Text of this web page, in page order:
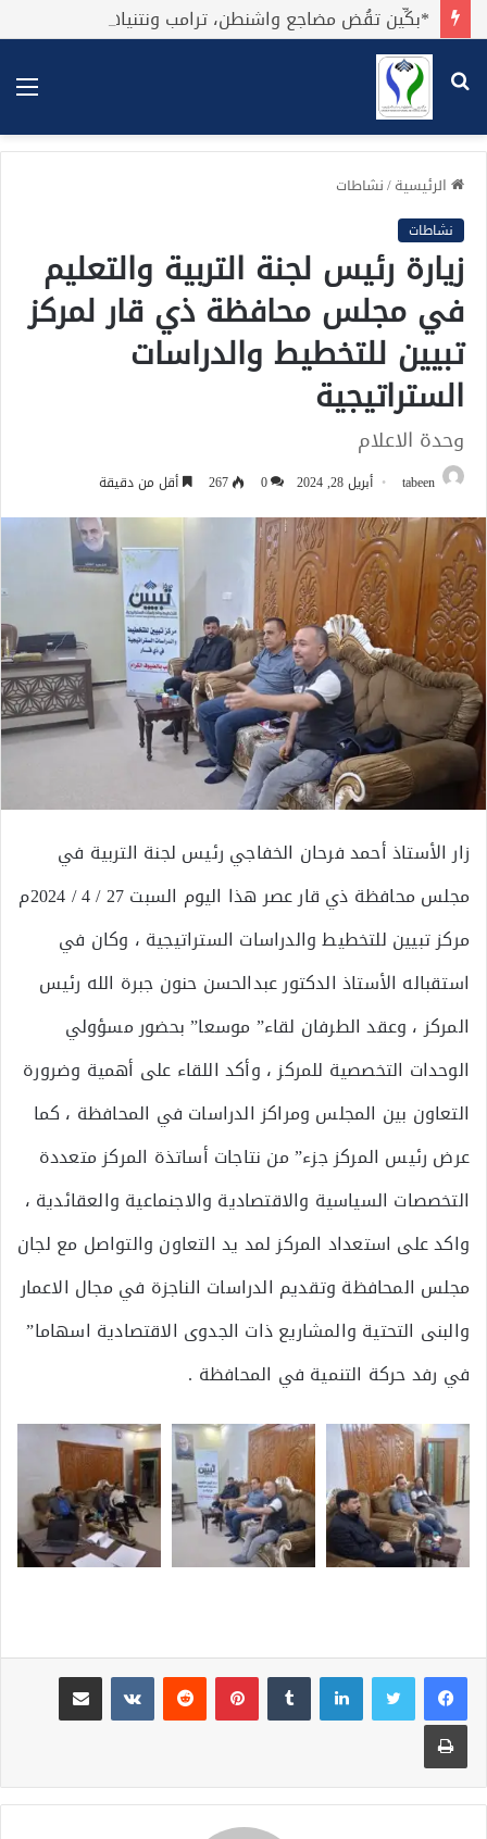
بحث
عن
الرئيسية/نشاطات
نشاطات
زيارة رئيس لجنة التربية والتعليم
في مجلس محافظة ذي قار لمركز
تبيين للتخطيط والدراسات
الستراتيجية
وحدة الاعلام
tabeen أبريل 28, 2024 0
267 أقل من دقيقة
زار الأستاذ أحمد فرحان الخفاجي رئيس لجنة التربية في
مجلس محافظة ذي قار عصر هذا اليوم السبت 27 / 4 / 2024م
مركز تبيين للتخطيط والدراسات الستراتيجية ، وكان في
استقباله الأستاذ الدكتور عبدالحسن حنون جبرة الله رئيس
المركز ، وعقد الطرفان لقاء” موسعا” بحضور مسؤولي
الوحدات التخصصية للمركز ، وأكد اللقاء على أهمية وضرورة
التعاون بين المجلس ومراكز الدراسات في المحافظة ، كما
عرض رئيس المركز جزء” من نتاجات أساتذة المركز متعددة
التخصصات السياسية والاقتصادية والاجنماعية والعقائدية ،
واكد على استعداد المركز لمد يد التعاون والتواصل مع لجان
مجلس المحافظة وتقديم الدراسات الناجزة في مجال الاعمار
والبنى التحتية والمشاريع ذات الجدوى الاقتصادية اسهاما”
في رفد حركة التنمية في المحافظة .
لينكدإن بينتيريست
مشاركة عبر البريد
طباعة